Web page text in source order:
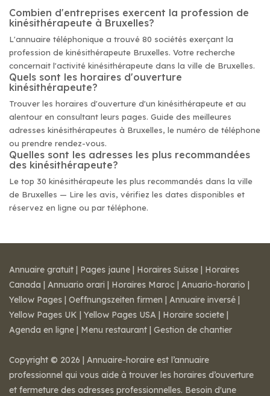
Combien d'entreprises exercent la profession de
kinésithérapeute à Bruxelles?
L'annuaire téléphonique a trouvé 80 sociétés exerçant la
profession de kinésithérapeute Bruxelles. Votre recherche
concernait l'activité kinésithérapeute dans la ville de Bruxelles.
Quels sont les horaires d'ouverture
kinésithérapeute?
Trouver les horaires d'ouverture d'un kinésithérapeute et au
alentour en consultant leurs pages. Guide des meilleures
adresses kinésithérapeutes à Bruxelles, le numéro de téléphone
ou prendre rendez-vous.
Quelles sont les adresses les plus recommandées
des kinésithérapeute?
Le top 30 kinésithérapeute les plus recommandés dans la ville
de Bruxelles — Lire les avis, vérifiez les dates disponibles et
réservez en ligne ou par téléphone.
Annuaire gratuit | Pages jaune | Horaires Suisse | Horaires
Canada | Annuario orari | Horaires Maroc | Anuario-horario |
Yellow Pages | Oeffnungszeiten firmen | Annuaire inversé |
Yellow Pages UK | Yellow Pages USA | Horaire societe |
Agenda en ligne | Menu restaurant | Gestion de chantier
Copyright © 2026 | Annuaire-horaire est l’annuaire
professionnel qui vous aide à trouver les horaires d’ouverture
et fermeture des adresses professionnelles. Besoin d'une